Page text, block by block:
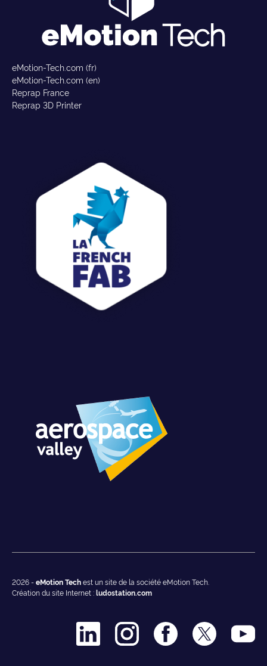
eMotion-Tech.com (fr)
eMotion-Tech.com (en)
Reprap France
Reprap 3D Printer
2026 -eMotion Techest un site de la société eMotion Tech.
Création du site Internet :ludostation.com